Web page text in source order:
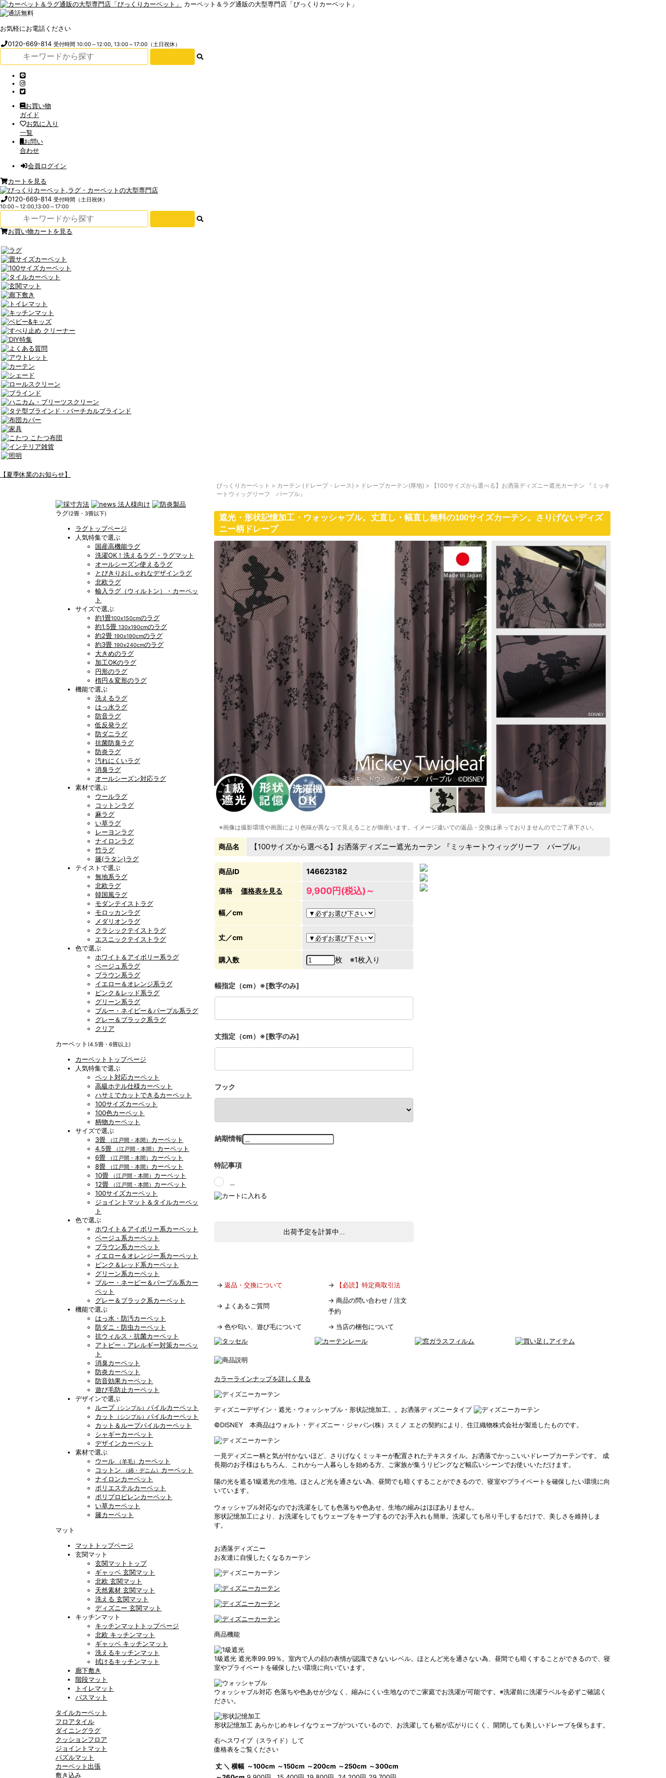
カーペット＆ラグ通販の大型専門店「びっくりカーペット」
お気軽にお電話ください
0120-669-814受付時間 10:00～12:00, 13:00～17:00（土日祝休）
お買い物
ガイド
お気に入り
一覧
お問い
合わせ
会員ログイン
カートを見る
0120-669-814受付時間（土日祝休）
10:00～12:00,13:00～17:00
お買い物カートを見る
【夏季休業のお知らせ】
ラグ(2畳・3畳以下)
ラグトップページ
人気特集で選ぶ
国産高機能ラグ
洗濯OK！洗えるラグ・ラグマット
オールシーズン使えるラグ
とびきりおしゃれなデザインラグ
北欧ラグ
輸入ラグ（ウィルトン）・カーペッ
ト
サイズで選ぶ
約1畳100x150cmのラグ
約1.5畳 130x190cmのラグ
約2畳 190x190cmのラグ
約3畳 190x240cmのラグ
大きめのラグ
加工OKのラグ
円形のラグ
楕円＆変形のラグ
機能で選ぶ
洗えるラグ
はっ水ラグ
防音ラグ
低反発ラグ
防ダニラグ
抗菌防臭ラグ
防炎ラグ
汚れにくいラグ
消臭ラグ
オールシーズン対応ラグ
素材で選ぶ
ウールラグ
コットンラグ
麻ラグ
い草ラグ
レーヨンラグ
ナイロンラグ
竹ラグ
籐(ラタン)ラグ
テイストで選ぶ
無地系ラグ
北欧ラグ
韓国風ラグ
モダンテイストラグ
モロッカンラグ
メダリオンラグ
クラシックテイストラグ
エスニックテイストラグ
色で選ぶ
ホワイト＆アイボリー系ラグ
ベージュ系ラグ
ブラウン系ラグ
イエロー＆オレンジ系ラグ
ピンク＆レッド系ラグ
グリーン系ラグ
ブルー・ネイビー＆パープル系ラグ
グレー＆ブラック系ラグ
クリア
カーペット (4.5畳・6畳以上)
カーペットトップページ
人気特集で選ぶ
ペット対応カーペット
高級ホテル仕様カーペット
ハサミでカットできるカーペット
100サイズカーペット
100色カーペット
柄物カーペット
サイズで選ぶ
3畳
（江戸間・本間） カーペット
4.5畳
（江戸間・本間） カーペット
6畳
（江戸間・本間） カーペット
8畳
（江戸間・本間） カーペット
10畳
（江戸間・本間） カーペット
12畳
（江戸間・本間） カーペット
100サイズカーペット
ジョイントマット＆タイルカーペッ
ト
色で選ぶ
ホワイト＆アイボリー系カーペット
ベージュ系カーペット
ブラウン系カーペット
イエロー＆オレンジー系カーペット
ピンク＆レッド系カーペット
グリーン系カーペット
ブルー・ネービー＆パープル系カー
ペット
グレー＆ブラック系カーペット
機能で選ぶ
はっ水・防汚カーペット
防ダニ・防虫カーペット
抗ウィルス・抗菌カーペット
アトピー・アレルギー対策カーペッ
ト
消臭カーペット
防炎カーペット
防音効果カーペット
遊び毛防止カーペット
デザインで選ぶ
ループ （シンプル） パイルカーペット
カット
（シンプル） パイルカーペット
カット＆ループパイルカーペット
シャギーカーペット
デザインカーペット
素材で選ぶ
ウール
（羊毛） カーペット
コットン
（綿・デニム） カーペット
ナイロンカーペット
ポリエステルカーペット
ポリプロピレンカーペット
い草カーペット
籐カーペット
マット
マットトップページ
玄関マット
玄関マットトップ
ギャッベ 玄関マット
北欧 玄関マット
天然素材 玄関マット
洗える 玄関マット
ディズニー 玄関マット
キッチンマット
キッチンマットトップページ
北欧 キッチンマット
ギャッベ キッチンマット
洗えるキッチンマット
拭けるキッチンマット
廊下敷き
階段マット
トイレマット
バスマット
タイルカーペット
フロアタイル
ダイニングラグ
クッションフロア
ジョイントマット
パズルマット
カーペット出張
敷き込み
びっくりカーペット > カーテン (ドレープ・レース) > ドレープカーテン(厚地) >
【100サイズから選べる】お洒落ディズニー遮光カーテン 『ミッキ
ートウィッグリーフ パープル』
遮光・形状記憶加工・ウォッシャブル。丈直し・幅直し無料の100サイズカーテン。さりげないディズ
ニー柄ドレープ
※画像は撮影環境や画面により色味が異なって見えることが御座います。イメージ違いでの返品・交換は承っておりませんのでご了承下さい。
商品名 【100サイズから選べる】お洒落ディズニー遮光カーテン 『ミッキートウィッグリーフ パープル』
商品ID 146623182
価格 価格表を見る 9,900円(税込)～
幅／cm
丈／cm
購入数 枚 ※1枚入り
幅指定（cm）※[数字のみ]
丈指定（cm）※[数字のみ]
フック
納期情報
特記事項
出荷予定を計算中...
→ 返品・交換について → 【必読】特定商取引法
→ よくあるご質問
→ 商品の問い合わせ / 注文
予約
→ 色や匂い、遊び毛について → 当店の梱包について
カラーラインナップを詳しく見る
ディズニーデザイン・遮光・ウォッシャブル・形状記憶加工。。お洒落ディズニータイプ
©DISNEY 本商品はウォルト・ディズニー・ジャパン(株）スミノ エとの契約により、住江織物株式会社が製造したものです。
一見ディズニー柄と気が付かないほど、さりげなくミッキーが配置されたテキスタイル。お洒落でかっこいいドレープカーテンです。 成
長期のお子様はもちろん、これから一人暮らしを始める方、ご家族が集うリビングなど幅広いシーンでお使いいただけます。
陽の光を遮る1級遮光の生地。ほとんど光を通さない為、昼間でも暗くすることができるので、寝室やプライベートを確保したい環境に向
いています。
ウォッシャブル対応なのでお洗濯をしても色落ちや色あせ、生地の縮みはほぼありません。
形状記憶加工により、お洗濯をしてもウェーブをキープするのでお手入れも簡単。洗濯しても吊り干しするだけで、美しさを維持しま
す。
お洒落ディズニー
お友達に自慢したくなるカーテン
商品機能
1級遮光 遮光率99.99％。室内で人の顔の表情が認識できないレベル。ほとんど光を通さない為、昼間でも暗くすることができるので、寝
室やプライベートを確保したい環境に向いています。
ウォッシャブル対応 色落ちや色あせが少なく、縮みにくい生地なのでご家庭でお洗濯が可能です。※洗濯前に洗濯ラベルを必ずご確認く
ださい。
形状記憶加工 あらかじめキレイなウェーブがついているので、お洗濯しても裾が広がりにくく、開閉しても美しいドレープを保ちます。
右へスワイプ（スライド）して
価格表をご覧ください
丈 ＼ 横幅 ～100cm ～150cm ～200cm ～250cm ～300cm